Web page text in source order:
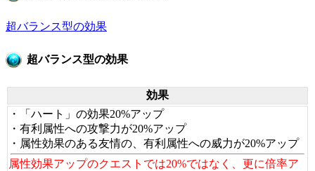
超バランス型の効果
超バランス型の効果
効果
・「ハート」の効果20%アップ
・有利属性への攻撃力が20%アップ
・属性効果のある友情の、有利属性への威力が20%アップ
属性効果アップのクエストでは20%ではなく、更に倍率ア